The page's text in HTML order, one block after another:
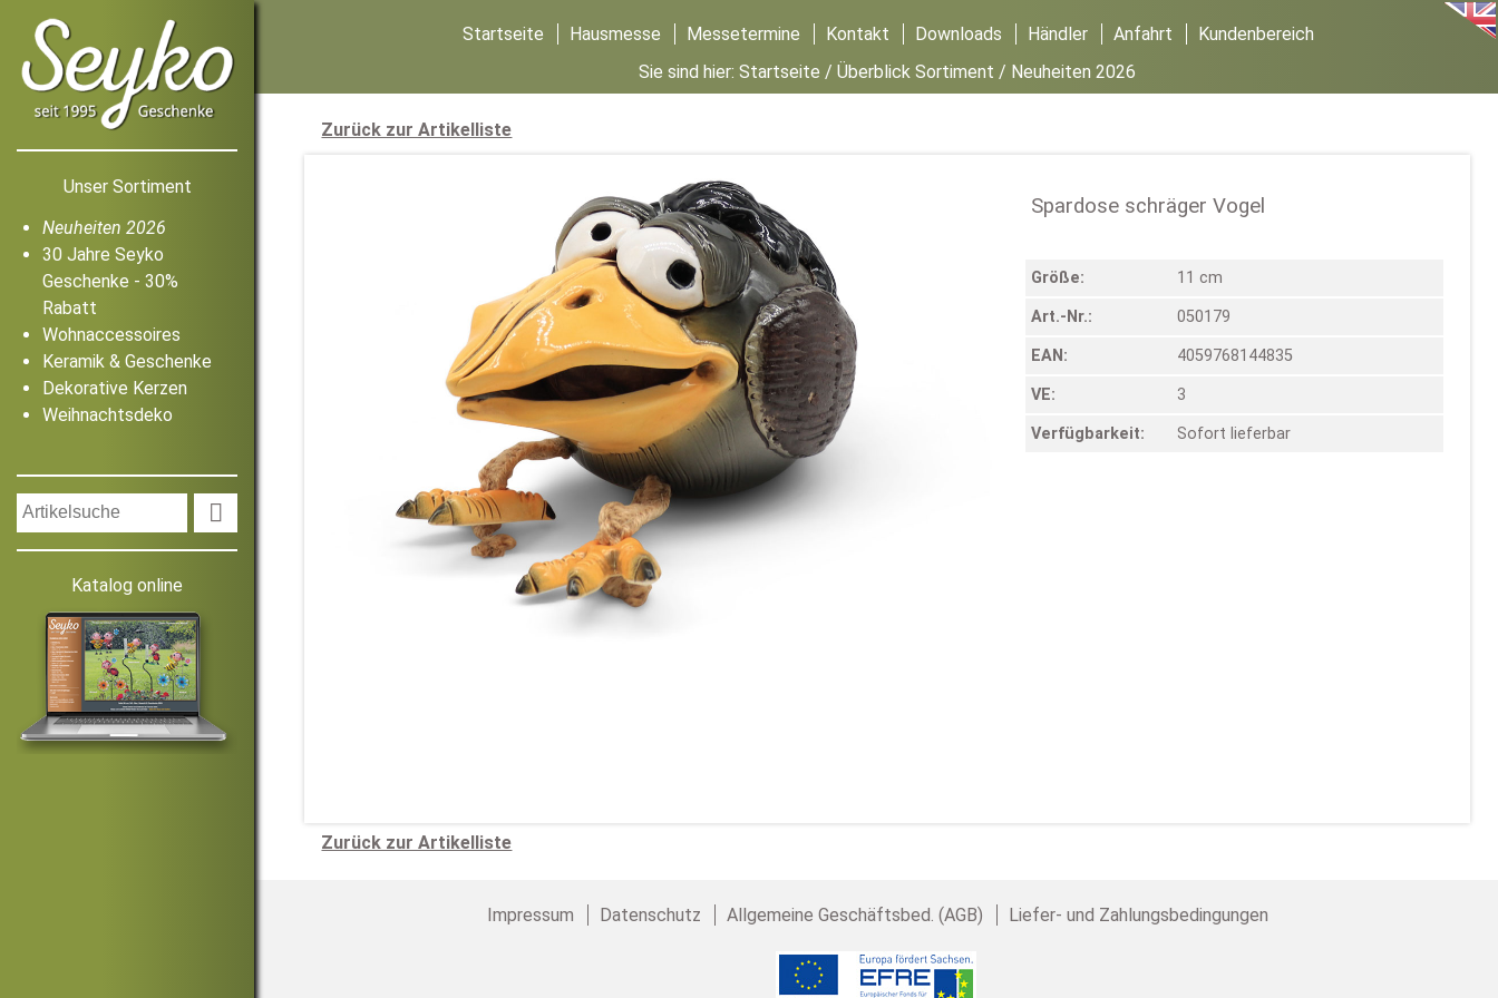
Unser Sortiment
Neuheiten 2026
30 Jahre Seyko
Geschenke - 30%
Rabatt
Wohnaccessoires
Keramik & Geschenke
Dekorative Kerzen
Weihnachtsdeko

Katalog online
Startseite Hausmesse Messetermine Kontakt Downloads Händler Anfahrt
Kundenbereich
Sie sind hier:Startseite /Überblick Sortiment / Neuheiten 2026
Zurück zur Artikelliste
Spardose schräger Vogel
Größe: 11 cm
Art.-Nr.: 050179
EAN: 4059768144835
VE: 3
Verfügbarkeit: Sofort lieferbar
Zurück zur Artikelliste
Impressum Datenschutz Allgemeine Geschäftsbed. (AGB) Liefer- und Zahlungsbedingungen